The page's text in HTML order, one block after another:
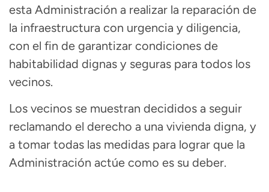
esta Administración a realizar la reparación de
la infraestructura con urgencia y diligencia,
con el fin de garantizar condiciones de
habitabilidad dignas y seguras para todos los
vecinos.
Los vecinos se muestran decididos a seguir
reclamando el derecho a una vivienda digna, y
a tomar todas las medidas para lograr que la
Administración actúe como es su deber.